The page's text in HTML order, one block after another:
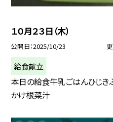
１０月２３日（木）
公開日 2025/10/23
給食献立
本日の給食牛乳ごはんひじき
かけ根菜汁